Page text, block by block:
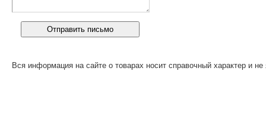
Вся информация на сайте о товарах носит справочный характер и